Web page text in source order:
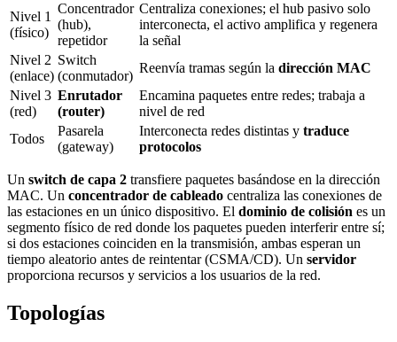
Nivel 1
(físico)
Concentrador
(hub),
repetidor
Centraliza conexiones; el hub pasivo solo
interconecta, el activo amplifica y regenera
la señal
Nivel 2
(enlace)
Switch
(conmutador)
Reenvía tramas según la dirección MAC
Nivel 3
(red)
Enrutador
(router)
Encamina paquetes entre redes; trabaja a
nivel de red
Todos
Pasarela
(gateway)
Interconecta redes distintas y traduce
protocolos
Un switch de capa 2 transfiere paquetes basándose en la dirección
MAC. Un concentrador de cableado centraliza las conexiones de
las estaciones en un único dispositivo. El dominio de colisión es un
segmento físico de red donde los paquetes pueden interferir entre sí;
si dos estaciones coinciden en la transmisión, ambas esperan un
tiempo aleatorio antes de reintentar (CSMA/CD). Un servidor
proporciona recursos y servicios a los usuarios de la red.
Topologías